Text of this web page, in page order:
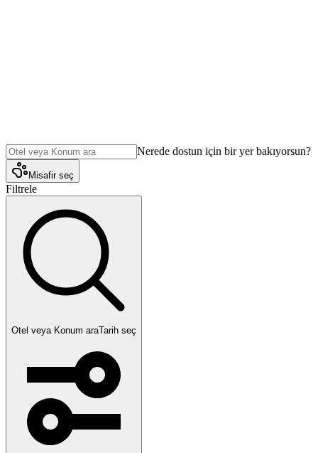
Nerede dostun için bir yer bakıyorsun?
Misafir seç
Filtrele
Otel veya Konum araTarih seç